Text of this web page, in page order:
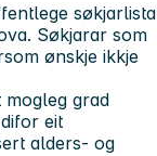
søkjarlista
Søkjarar som
ønskje ikkje
mogleg grad
eit
alders- og